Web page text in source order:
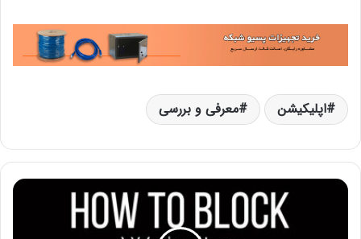
اپلیکیشن معرفی و بررسی